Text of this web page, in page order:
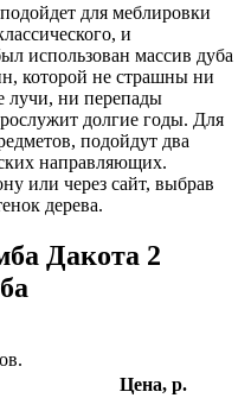
для меблировки
и
использован массив дуба
которой не страшны ни
лучи, ни перепады
долгие годы. Для
подойдут два
направляющих.
или через сайт, выбрав
дерева.
Дакота 2
Цена, р.